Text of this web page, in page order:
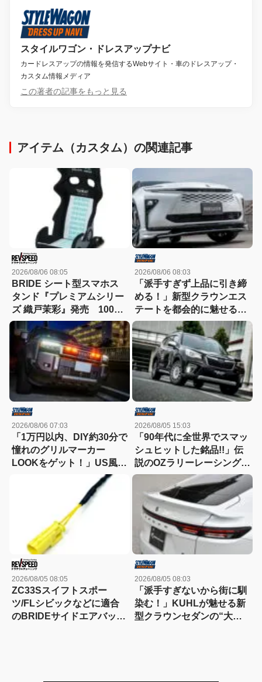
スタイルワゴン・ドレスアップナビ
カードレスアップの情報を発信するWebサイト・車のドレスアップ・
カスタム情報メディア
この著者の記事をもっと見る
アイテム（カスタム）の関連記事
2026/08/06 08:05
BRIDE シート型スマホス
タンド『プレミアムシリー
ズ 織戸茉彩』発売 100個
限定でパッケージには自筆
サイン入り
2026/08/06 08:03
「派手すぎず上品に引き締
める！」新型クラウンエス
テートを都会的に魅せる、
モデリスタのディーラーで
買える流麗スタイル
2026/08/06 07:03
「1万円以内、DIY約30分で
憧れのグリルマーカー
LOOKをゲット！」US風の
顔を実現できるLEDキット
【ランクル250/300】
2026/08/05 15:03
「90年代に全世界でスマッ
シュヒットした銘品!!」伝
説のOZラリーレーシングを
今だからこそ狙いたい！
2026/08/05 08:05
ZC33Sスイフトスポー
ツ/FLシビックなどに適合
のBRIDEサイドエアバッグ
2026/08/05 08:03
「派手すぎないから街に馴
染む！」KUHLが魅せる新
型クラウンセダンの“大人